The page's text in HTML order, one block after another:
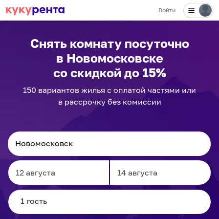
Войти
Снять комнату посуточно
в Новомосковске
со скидкой до 15%
150 вариантов жилья с оплатой частями или
в рассрочку без комиссии
Navigate
forward
to
Navigate
to
✕